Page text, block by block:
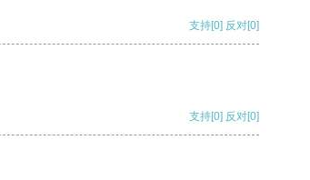
支持[0] 反对[0]
支持[0] 反对[0]